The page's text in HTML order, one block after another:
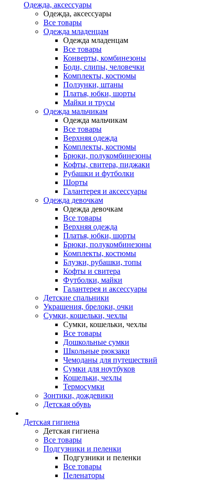
Одежда, аксессуары
Одежда, аксессуары
Все товары
Одежда младенцам
Одежда младенцам
Все товары
Конверты, комбинезоны
Боди, слипы, человечки
Комплекты, костюмы
Ползунки, штаны
Платья, юбки, шорты
Майки и трусы
Одежда мальчикам
Одежда мальчикам
Все товары
Верхняя одежда
Комплекты, костюмы
Брюки, полукомбинезоны
Кофты, свитера, пиджаки
Рубашки и футболки
Шорты
Галантерея и аксессуары
Одежда девочкам
Одежда девочкам
Все товары
Верхняя одежда
Платья, юбки, шорты
Брюки, полукомбинезоны
Комплекты, костюмы
Блузки, рубашки, топы
Кофты и свитера
Футболки, майки
Галантерея и аксессуары
Детские спальники
Украшения, брелоки, очки
Сумки, кошельки, чехлы
Сумки, кошельки, чехлы
Все товары
Дошкольные сумки
Школьные рюкзаки
Чемоданы для путешествий
Сумки для ноутбуков
Кошельки, чехлы
Термосумки
Зонтики, дождевики
Детская обувь
Детская гигиена
Детская гигиена
Все товары
Подгузники и пеленки
Подгузники и пеленки
Все товары
Пеленаторы